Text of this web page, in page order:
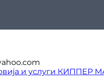
и услуги КИППЕР